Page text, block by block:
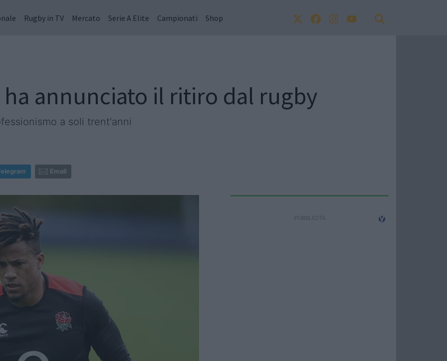
Rugby in TV Mercato Serie A Elite Campionati Shop
annunciato il ritiro dal rugby
a soli trent'anni
Email